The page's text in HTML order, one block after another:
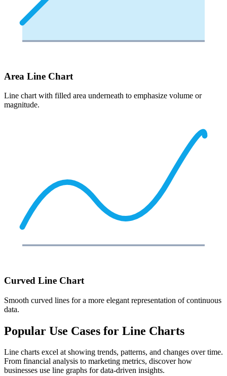
Area Line Chart
Line chart with filled area underneath to emphasize volume or
magnitude.
Curved Line Chart
Smooth curved lines for a more elegant representation of continuous
data.
Popular Use Cases for Line Charts
Line charts excel at showing trends, patterns, and changes over time.
From financial analysis to marketing metrics, discover how
businesses use line graphs for data-driven insights.